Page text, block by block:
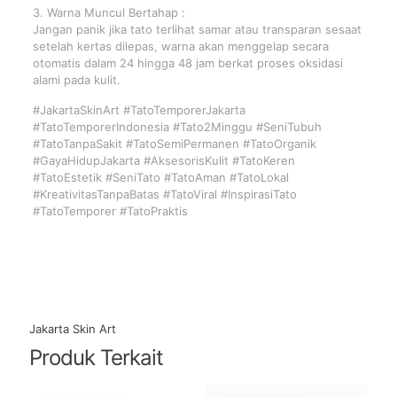
3. Warna Muncul Bertahap :
Jangan panik jika tato terlihat samar atau transparan sesaat
setelah kertas dilepas, warna akan menggelap secara
otomatis dalam 24 hingga 48 jam berkat proses oksidasi
alami pada kulit.
#JakartaSkinArt #TatoTemporerJakarta
#TatoTemporerIndonesia #Tato2Minggu #SeniTubuh
#TatoTanpaSakit #TatoSemiPermanen #TatoOrganik
#GayaHidupJakarta #AksesorisKulit #TatoKeren
#TatoEstetik #SeniTato #TatoAman #TatoLokal
#KreativitasTanpaBatas #TatoViral #InspirasiTato
#TatoTemporer #TatoPraktis
Jakarta Skin Art
Produk Terkait